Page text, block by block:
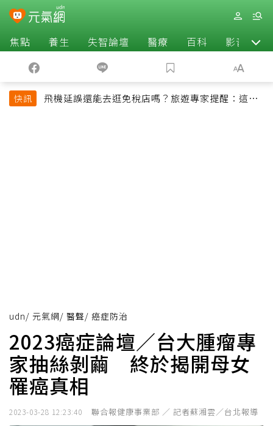
焦點 養生 失智論壇 醫療 百科 影音
快訊
飛機延誤還能去逛免稅店嗎？旅遊專家提醒：這個
udn/ 元氣網/ 醫聲/ 癌症防治
2023癌症論壇／台大腫瘤專
家抽絲剝繭 終於揭開母女
罹癌真相
2023-03-28 12:23:40 聯合報健康事業部 ／ 記者蘇湘雲／台北報導